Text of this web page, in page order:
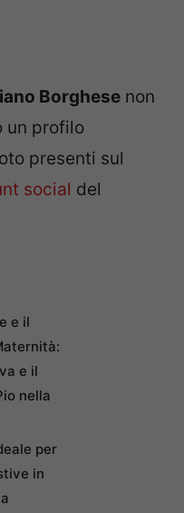
Borghese non
un profilo
presenti sul
social del
e il
e il
nella
per
in